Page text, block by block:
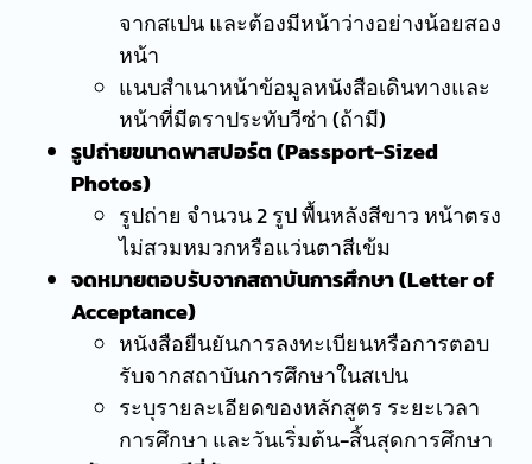
จากสเปน และต้องมีหน้าว่างอย่างน้อยสอง
หน้า
แนบสำเนาหน้าข้อมูลหนังสือเดินทางและ
หน้าที่มีตราประทับวีซ่า (ถ้ามี)
รูปถ่ายขนาดพาสปอร์ต (Passport-Sized
Photos)
รูปถ่าย จำนวน 2 รูป พื้นหลังสีขาว หน้าตรง
ไม่สวมหมวกหรือแว่นตาสีเข้ม
จดหมายตอบรับจากสถาบันการศึกษา (Letter of
Acceptance)
หนังสือยืนยันการลงทะเบียนหรือการตอบ
รับจากสถาบันการศึกษาในสเปน
ระบุรายละเอียดของหลักสูตร ระยะเวลา
การศึกษา และวันเริ่มต้น-สิ้นสุดการศึกษา